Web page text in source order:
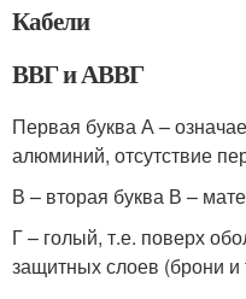
Кабели
ВВГ и АВВГ
Первая буква А –
алюминий, отсутствие
В – вторая буква В –
Г – голый, т.е. поверх
защитных слоев (брони и